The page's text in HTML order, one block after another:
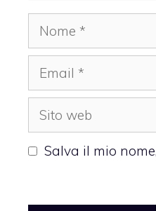
Nome
Email
Sito
web
Salva il mio